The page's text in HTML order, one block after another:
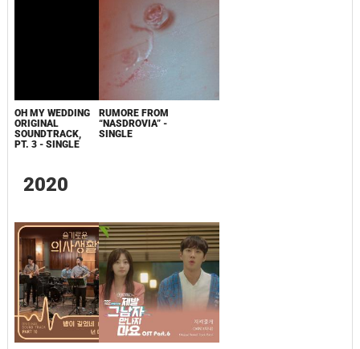
OH MY WEDDING
ORIGINAL
SOUNDTRACK,
PT. 3 - SINGLE
RUMORE FROM
“NASDROVIA” -
SINGLE
2020